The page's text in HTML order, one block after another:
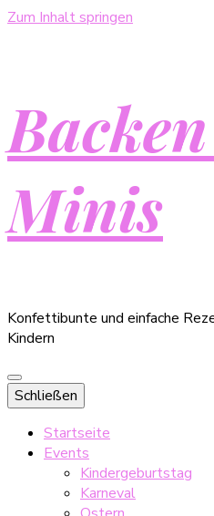
Zum Inhalt springen
Minis
Konfettibunte und einfache
Kindern
Schließen
Startseite
Events
Kindergeburtstag
Karneval